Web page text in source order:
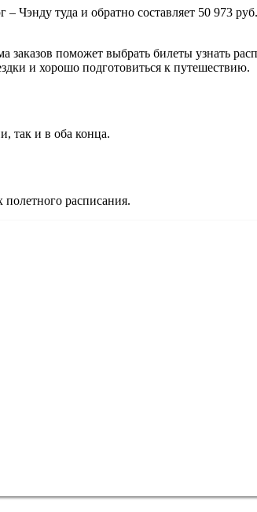
Чэнду туда и обратно составляет 50 973 руб.
поможет выбрать билеты узнать
и хорошо подготовиться к путешествию.
так и в оба конца.
расписания.